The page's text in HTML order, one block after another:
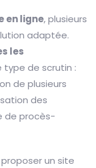
en ligne, plusieurs
adaptée.
les
type de scrutin :
de plusieurs
des
de procès-
un site